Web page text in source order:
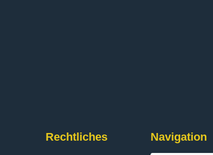
Rechtliches Navigation